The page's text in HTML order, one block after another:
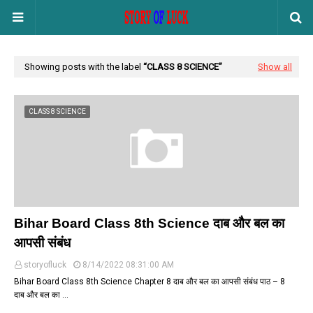
Showing posts with the label CLASS 8 SCIENCE Show all
CLASS 8 SCIENCE
Bihar Board Class 8th Science दाब और बल का
आपसी संबंध
storyofluck
8/14/2022 08:31:00 AM
Bihar Board Class 8th Science Chapter 8 दाब और बल का आपसी संबंध पाठ – 8
दाब और बल का …